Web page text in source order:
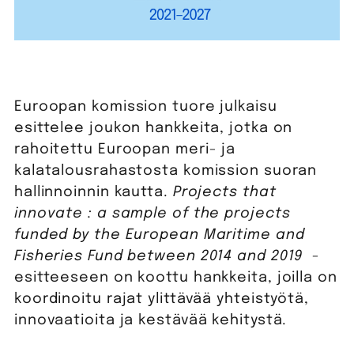
Euroopan komission tuore julkaisu
esittelee joukon hankkeita, jotka on
rahoitettu Euroopan meri- ja
kalatalousrahastosta komission suoran
hallinnoinnin kautta. Projects that
innovate : a sample of the projects
funded by the European Maritime and
Fisheries Fund between 2014 and 2019 -
esitteeseen on koottu hankkeita, joilla on
koordinoitu rajat ylittävää yhteistyötä,
innovaatioita ja kestävää kehitystä.